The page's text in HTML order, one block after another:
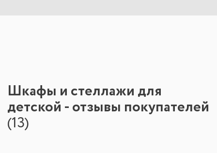
Шкафы и стеллажи для
детской - отзывы покупателей
(13)